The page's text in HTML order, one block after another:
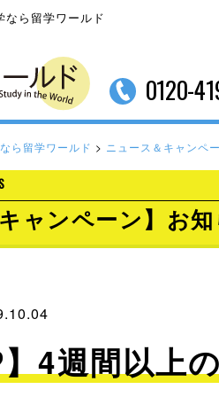
なら留学ワールド
0120-
ら留学ワールド > ニュース＆キャンペ
キャンペーン】お
4週間以上